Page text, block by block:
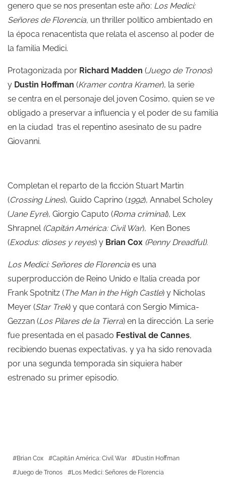
genero que se nos presentan este año: Los Medici:
Señores de Florencia, un thriller político ambientado en
la época renacentista que relata el ascenso al poder de
la familia Medici.
Protagonizada por Richard Madden (Juego de Tronos)
y Dustin Hoffman (Kramer contra Kramer), la serie
se centra en el personaje del joven Cosimo, quien se ve
obligado a preservar a influencia y el poder de su familia
en la ciudad tras el repentino asesinato de su padre
Giovanni.
Completan el reparto de la ficción Stuart Martin
(Crossing Lines), Guido Caprino (1992), Annabel Scholey
(Jane Eyre), Giorgio Caputo (Roma criminal), Lex
Shrapnel (Capitán América: Civil War), Ken Bones
(Exodus: dioses y reyes) y Brian Cox (Penny Dreadful).
Los Medici: Señores de Florencia es una
superproducción de Reino Unido e Italia creada por
Frank Spotnitz (The Man in the High Castle) y Nicholas
Meyer (Star Trek) y que contará con Sergio Mimica-
Gezzan (Los Pilares de la Tierra) en la dirección. La serie
fue presentada en el pasado Festival de Cannes,
recibiendo buenas expectativas, y ya ha sido renovada
por una segunda temporada sin siquiera haber
estrenado su primer episodio.
Brian Cox Capitán América: Civil War
Dustin Hoffman
Juego de Tronos
Los Medici: Señores de Florencia